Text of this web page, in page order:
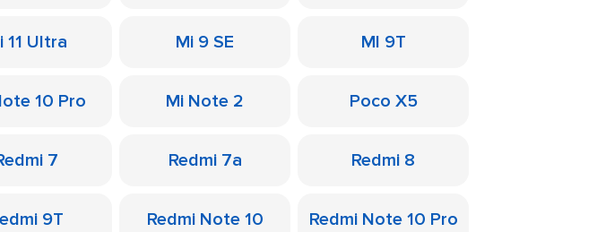
11 Ultra Mi 9 SE MI 9T
10 Pro Mi Note 2 Poco X5
7 Redmi 7a Redmi 8
9T Redmi Note 10 Redmi Note 10 Pro